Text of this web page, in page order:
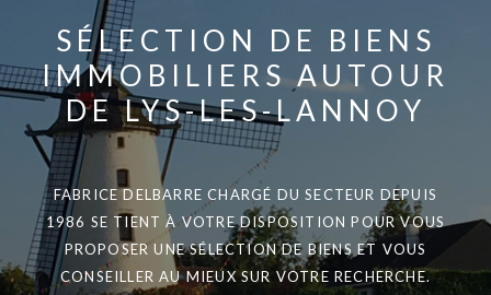
SÉLECTION DE BIENS
IMMOBILIERS AUTOUR
DE LYS-LES-LANNOY
FABRICE DELBARRE CHARGÉ DU SECTEUR DEPUIS
1986 SE TIENT À VOTRE DISPOSITION POUR VOUS
PROPOSER UNE SÉLECTION DE BIENS ET VOUS
CONSEILLER AU MIEUX SUR VOTRE RECHERCHE.